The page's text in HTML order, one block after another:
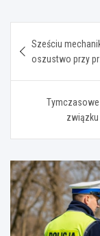
wpisu
Sześciu
oszustwo przy
Tymczasowe